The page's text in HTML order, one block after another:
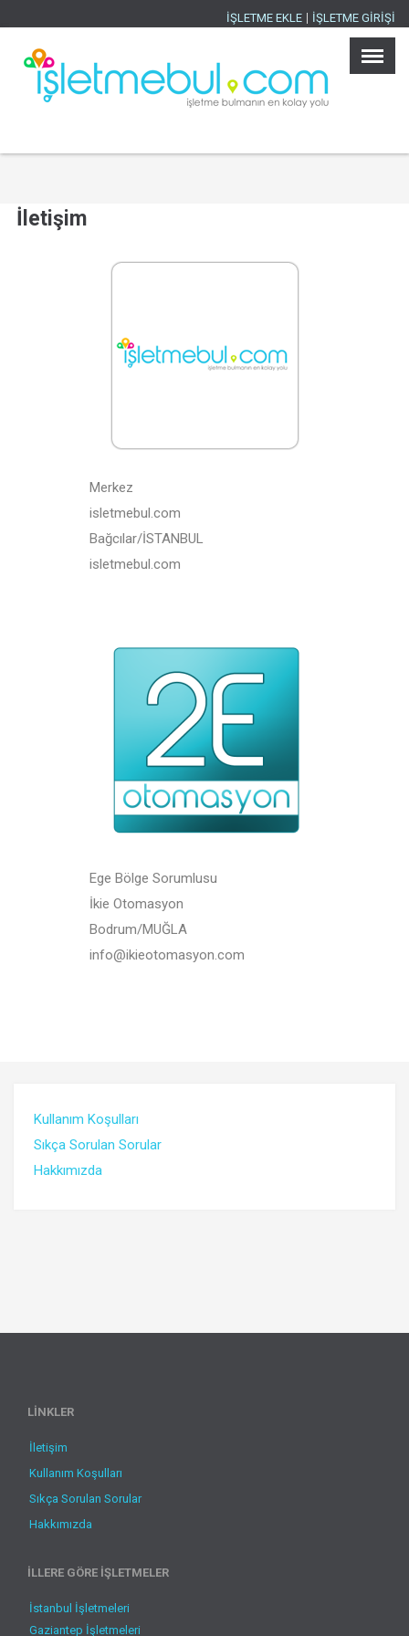
İŞLETME EKLE İŞLETME GİRİŞİ
İletişim
Merkez
isletmebul.com
Bağcılar/İSTANBUL
isletmebul.com
Ege Bölge Sorumlusu
İkie Otomasyon
Bodrum/MUĞLA
info@ikieotomasyon.com
Kullanım Koşulları
Sıkça Sorulan Sorular
Hakkımızda
LİNKLER
İletişim
Kullanım Koşulları
Sıkça Sorulan Sorular
Hakkımızda
İLLERE GÖRE İŞLETMELER
İstanbul İşletmeleri
Gaziantep İşletmeleri
×
İşletmeler
Ürünler